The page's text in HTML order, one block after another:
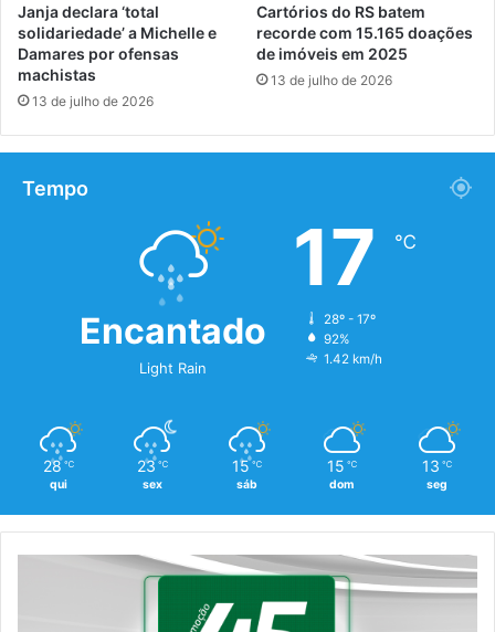
Janja declara ‘total
solidariedade’ a Michelle e
Damares por ofensas
machistas
13 de julho de 2026
Cartórios do RS batem
recorde com 15.165 doações
de imóveis em 2025
13 de julho de 2026
Tempo
Encantado
Light Rain
17 ℃
28º - 17º
92%
1.42 km/h
28 ℃
qui
23 ℃
sex
15 ℃
sáb
15 ℃
dom
13 ℃
seg